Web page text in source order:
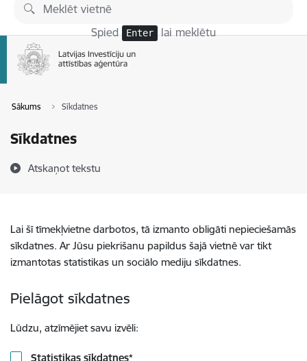
Pāriet uz lapas saturu
Spied Enter lai meklētu
Sākums Sīkdatnes
Sīkdatnes
Atskaņot tekstu
Lai šī tīmekļvietne darbotos, tā izmanto obligāti nepieciešamās
sīkdatnes. Ar Jūsu piekrišanu papildus šajā vietnē var tikt
izmantotas statistikas un sociālo mediju sīkdatnes.
Pielāgot sīkdatnes
Lūdzu, atzīmējiet savu izvēli:
Statistikas sīkdatnes*